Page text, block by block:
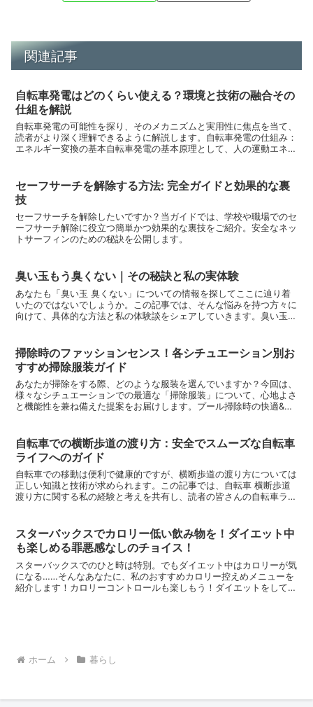
関連記事
自転車発電はどのくらい使える？環境と技術の融合その
仕組を解説
自転車発電の可能性を探り、そのメカニズムと実用性に焦点を当て、
読者がより深く理解できるように解説します。自転車発電の仕組み：
エネルギー変換の基本自転車発電の基本原理として、人の運動エネル
セーフサーチを解除する方法: 完全ガイドと効果的な裏
技
セーフサーチを解除したいですか？当ガイドでは、学校や職場でのセ
ーフサーチ解除に役立つ簡単かつ効果的な裏技をご紹介。安全なネッ
トサーフィンのための秘訣を公開します。
臭い玉もう臭くない｜その秘訣と私の実体験
あなたも「臭い玉 臭くない」についての情報を探してここに辿り着
いたのではないでしょうか。この記事では、そんな悩みを持つ方々に
向けて、具体的な方法と私の体験談をシェアしていきます。臭い玉と
掃除時のファッションセンス！各シチュエーション別お
すすめ掃除服装ガイド
あなたが掃除をする際、どのような服装を選んでいますか？今回は、
様々なシチュエーションでの最適な「掃除服装」について、心地よさ
と機能性を兼ね備えた提案をお届けします。プール掃除時の快適&実
自転車での横断歩道の渡り方：安全でスムーズな自転車
ライフへのガイド
自転車での移動は便利で健康的ですが、横断歩道の渡り方については
正しい知識と技術が求められます。この記事では、自転車 横断歩道
渡り方に関する私の経験と考えを共有し、読者の皆さんの自転車ライ
スターバックスでカロリー低い飲み物を！ダイエット中
も楽しめる罪悪感なしのチョイス！
スターバックスでのひと時は特別。でもダイエット中はカロリーが気
になる……そんなあなたに、私のおすすめカロリー控えめメニューを
紹介します！カロリーコントロールも楽しもう！ダイエットをしてい
ホーム 暮らし